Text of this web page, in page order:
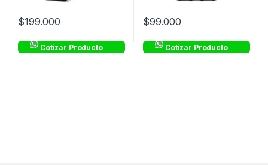
$199.000
Cotizar Producto
$99.000
Cotizar Producto